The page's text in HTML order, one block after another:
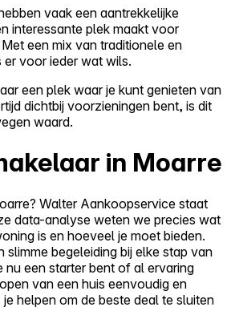
vaak een aantrekkelijke
interessante plek maakt voor
een mix van traditionele en
voor ieder wat wils.
een plek waar je kunt genieten van
dichtbij voorzieningen bent, is dit
waard.
in Moarre
Walter Aankoopservice staat
data-analyse weten we precies wat
is en hoeveel je moet bieden.
begeleiding bij elke stap van
nu een starter bent of al ervaring
van een huis eenvoudig en
helpen om de beste deal te sluiten